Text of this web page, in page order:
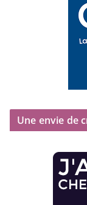
Une envie de